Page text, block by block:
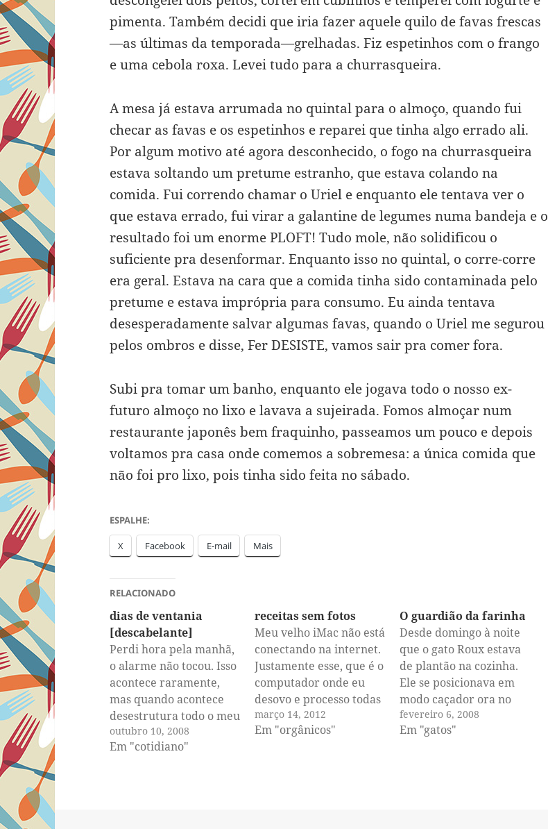
pimenta. Também decidi que iria fazer aquele quilo de favas frescas
—as últimas da temporada—grelhadas. Fiz espetinhos com o frango
e uma cebola roxa. Levei tudo para a churrasqueira.
A mesa já estava arrumada no quintal para o almoço, quando fui
checar as favas e os espetinhos e reparei que tinha algo errado ali.
Por algum motivo até agora desconhecido, o fogo na churrasqueira
estava soltando um pretume estranho, que estava colando na
comida. Fui correndo chamar o Uriel e enquanto ele tentava ver o
que estava errado, fui virar a galantine de legumes numa bandeja e o
resultado foi um enorme PLOFT! Tudo mole, não solidificou o
suficiente pra desenformar. Enquanto isso no quintal, o corre-corre
era geral. Estava na cara que a comida tinha sido contaminada pelo
pretume e estava imprópria para consumo. Eu ainda tentava
desesperadamente salvar algumas favas, quando o Uriel me segurou
pelos ombros e disse, Fer DESISTE, vamos sair pra comer fora.
Subi pra tomar um banho, enquanto ele jogava todo o nosso ex-
futuro almoço no lixo e lavava a sujeirada. Fomos almoçar num
restaurante japonês bem fraquinho, passeamos um pouco e depois
voltamos pra casa onde comemos a sobremesa: a única comida que
não foi pro lixo, pois tinha sido feita no sábado.
ESPALHE:
X Facebook E-mail Mais
RELACIONADO
dias de ventania
[descabelante]
Perdi hora pela manhã,
o alarme não tocou. Isso
acontece raramente,
mas quando acontece
desestrutura todo o meu
dia. Acordar devagar,
abrir os olhos com
outubro 10, 2008
Em "cotidiano"
receitas sem fotos
Meu velho iMac não está
conectando na internet.
Justamente esse, que é o
computador onde eu
desovo e processo todas
as fotos para o blog
porque a tela é maior e
março 14, 2012
Em "orgânicos"
O guardião da farinha
Desde domingo à noite
que o gato Roux estava
de plantão na cozinha.
Ele se posicionava em
modo caçador ora no
canto da máquina de
lavar louça, ora no canto
fevereiro 6, 2008
Em "gatos"